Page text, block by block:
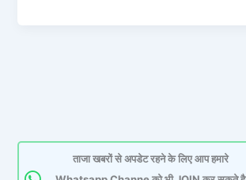
ताजा खबरों से अपडेट रहने के लिए आप हमारे